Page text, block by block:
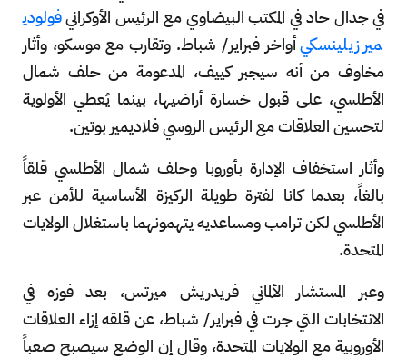
في جدال حاد في المكتب البيضاوي مع الرئيس الأوكرانيفولودي
مير زيلينسكيأواخر فبراير/ شباط. وتقارب مع موسكو، وأثار
مخاوف من أنه سيجبر كييف، المدعومة من حلف شمال
الأطلسي، على قبول خسارة أراضيها، بينما يُعطي الأولوية
لتحسين العلاقات مع الرئيس الروسي فلاديمير بوتين.
وأثار استخفاف الإدارة بأوروبا وحلف شمال الأطلسي قلقاً
بالغاً، بعدما كانا لفترة طويلة الركيزة الأساسية للأمن عبر
الأطلسي لكن ترامب ومساعديه يتهمونهما باستغلال الولايات
المتحدة.
وعبر المستشار الألماني فريدريش ميرتس، بعد فوزه في
الانتخابات التي جرت في فبراير/ شباط، عن قلقه إزاء العلاقات
الأوروبية مع الولايات المتحدة، وقال إن الوضع سيصبح صعباً